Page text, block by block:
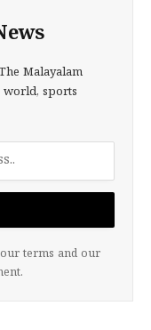
Malayalam
world, sports
terms and our